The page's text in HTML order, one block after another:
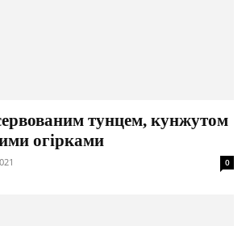
тунцем, кунжутом
огірками
0